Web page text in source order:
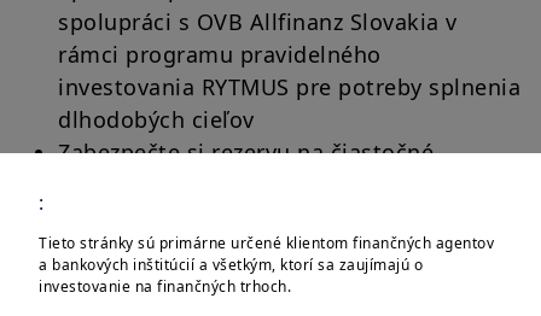
:
Tieto stránky sú primárne určené klientom finančných agentov
a bankových inštitúcií a všetkým, ktorí sa zaujímajú o
investovanie na finančných trhoch.
spolupráci s OVB Allfinanz Slovakia v
rámci programu pravidelného
investovania RYTMUS pre potreby splnenia
dlhodobých cieľov
Zabezpečte si rezervu na čiastočné
splnte niektoré z vašich snov a to všetko v
súlade s udržateľným rozvojom sveta